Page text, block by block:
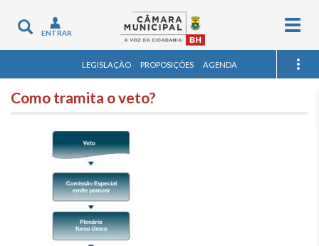
Toggle
navigation
ENTRAR
LEGISLAÇÃO PROPOSIÇÕES AGENDA
Como tramita o veto?